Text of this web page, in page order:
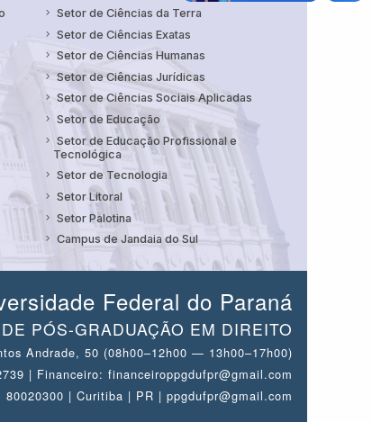
Setor de Ciências da Terra
Setor de Ciências Exatas
Setor de Ciências Humanas
Setor de Ciências Jurídicas
Setor de Ciências Sociais Aplicadas
Setor de Educação
Setor de Educação Profissional e
Tecnológica
Setor de Tecnologia
Setor Litoral
Setor Palotina
Campus de Jandaia do Sul
Federal do Paraná
PÓS-GRADUAÇÃO EM DIREITO
Andrade, 50 (08h00–12h00 — 13h00–17h00)
| Financeiro: financeiroppgdufpr@gmail.com
80020300 | Curitiba | PR | ppgdufpr@gmail.com